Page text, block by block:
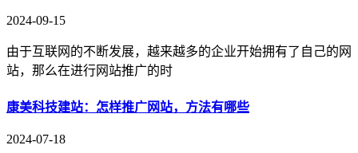
2024-09-15
由于互联网的不断发展，越来越多的企业开始拥有了自己的网
站，那么在进行网站推广的时
康美科技建站：怎样推广网站，方法有哪些
2024-07-18